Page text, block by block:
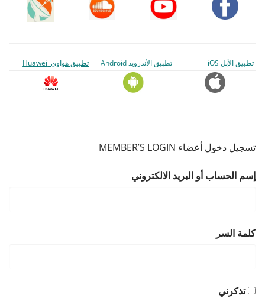
تطبيق الأبل iOS تطبيق الأندرويد Android تطبيق هواوي Huawei
تسجيل دخول أعضاء MEMBER’S LOGIN
إسم الحساب أو البريد الالكتروني
كلمة السر
تذكرني